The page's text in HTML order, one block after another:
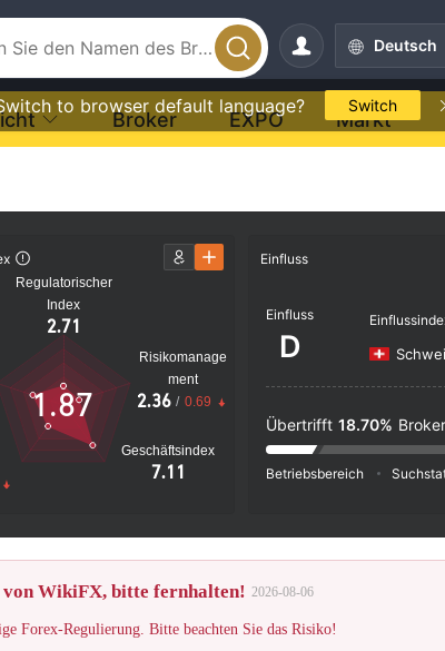
Deutsch
to browser default language? Switch
Broker EXPO Markt
Regulatorischer
Index
2.71
Geschäftsindex
7.11
Risikomanage
ment
2.36 / 0.69
1.87
Einfluss
Einfluss
D
Übertrifft 18.70% Broker
Betriebsbereich
WikiFX, bitte fernhalten! 2026-08-06
Forex-Regulierung. Bitte beachten Sie das Risiko!